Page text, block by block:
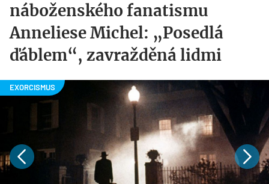
náboženského fanatismu
Anneliese Michel: „Posedlá
ďáblem“, zavražděná lidmi